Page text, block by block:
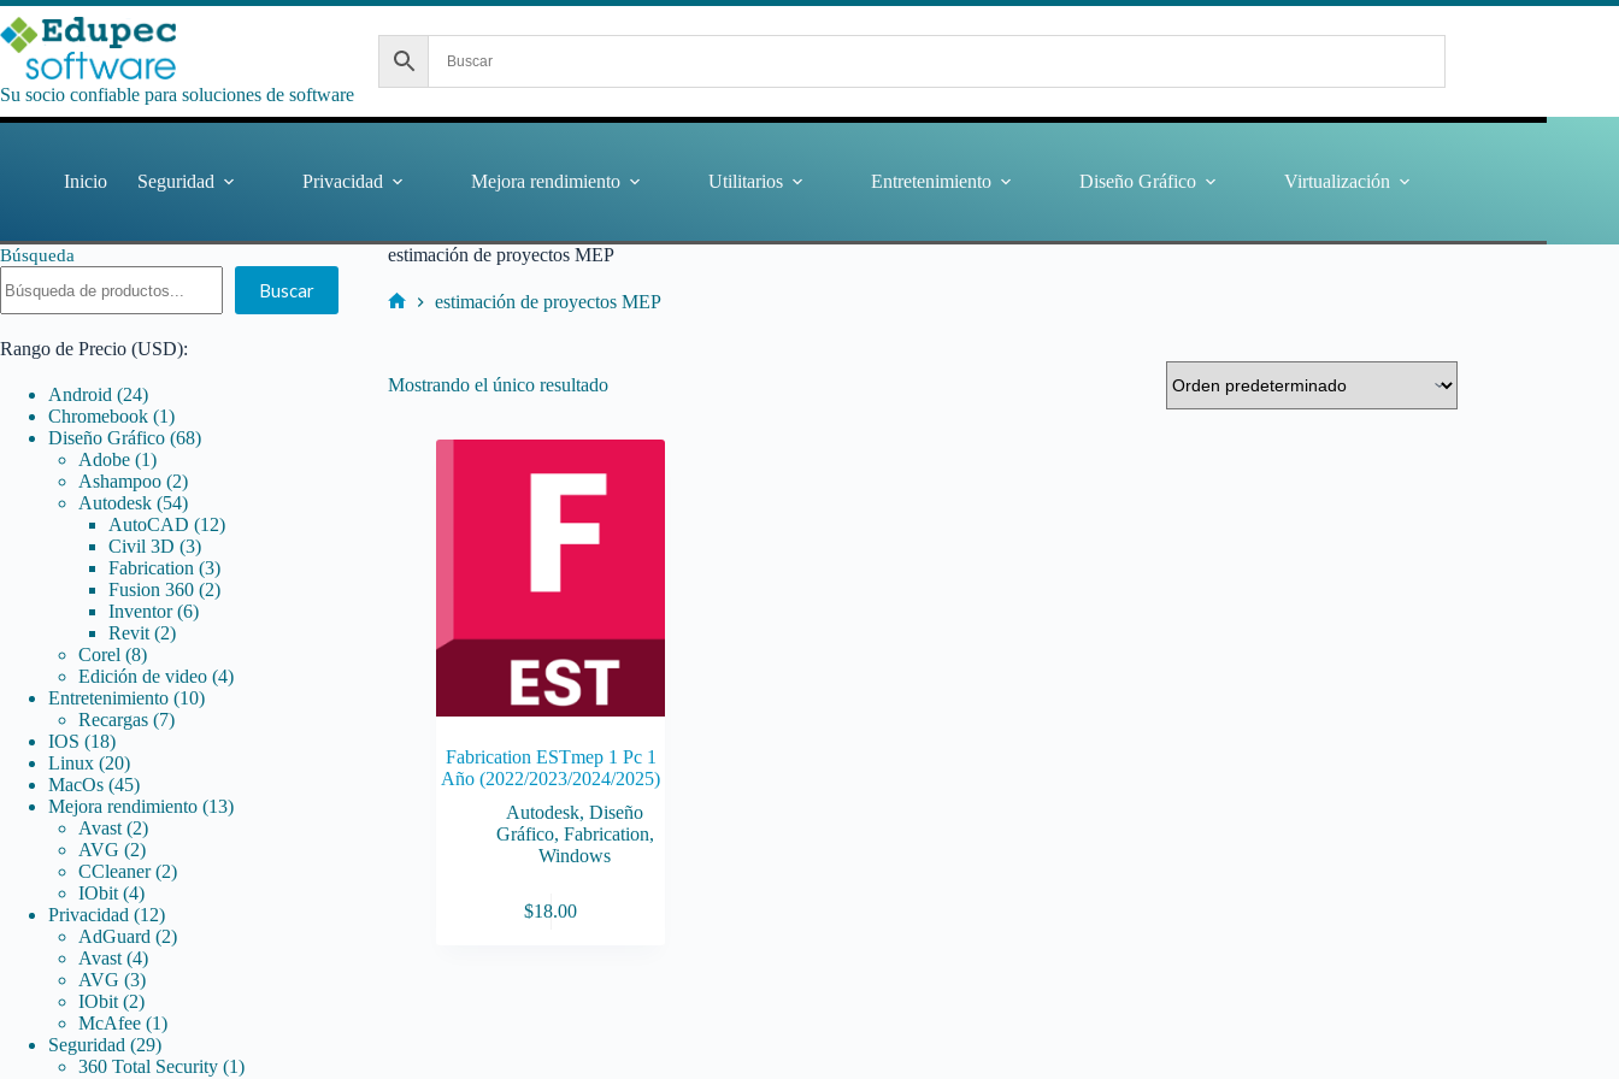
Saltar
al
contenido
Su socio confiable para soluciones de software
Inicio Seguridad Privacidad Mejora rendimiento Utilitarios Entretenimiento Diseño Gráfico Virtualización
estimación de proyectos MEP
estimación de proyectos MEP
Mostrando el único resultado
Fabrication ESTmep 1 Pc 1
Año (2022/2023/2024/2025)
Autodesk,Diseño
Gráfico, Fabrication,
Windows
$18.00
Búsqueda
Buscar
Rango de Precio (USD):
Android 2424
productos
Chromebook 11
producto
Diseño Gráfico 6868
Adobe 11
producto
Ashampoo 22
productos
Autodesk 5454
productos
AutoCAD 1212
Civil 3D 33
productos
Fabrication 33
productos
Fusion 360 22
Inventor 66
Revit 22
Corel 88
productos
Edición de video 44
Entretenimiento 1010
Recargas 77
IOS 1818
productos
Linux 2020
productos
MacOs 4545
productos
Mejora rendimiento 1313
Avast 22
productos
AVG 22
productos
CCleaner 22
IObit 44
productos
Privacidad 1212
productos
AdGuard 22
Avast 44
productos
AVG 33
productos
IObit 22
productos
McAfee 11
producto
Seguridad 2929
productos
360 Total Security 11